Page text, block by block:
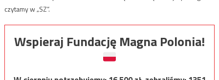
czytamy w „SZ”.
Wspieraj Fundację Magna Polonia!